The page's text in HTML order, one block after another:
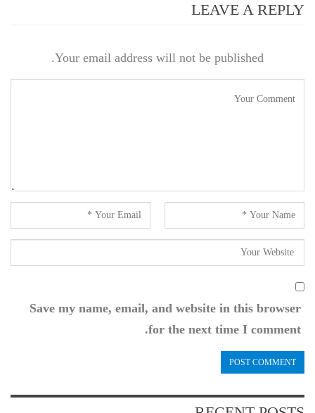
LEAVE A REPLY
Your email address will not be published.
Save my name, email, and website in this browser
for the next time I comment.